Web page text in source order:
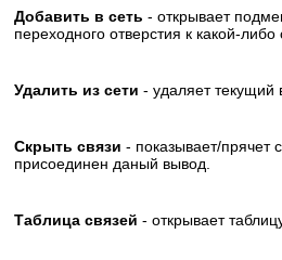
Добавить в сеть - открывает
переходного отверстия к какой-либо
Удалить из сети - удаляет текущий
Скрыть связи - показывает/прячет
присоединен даный вывод.
Таблица связей - открывает